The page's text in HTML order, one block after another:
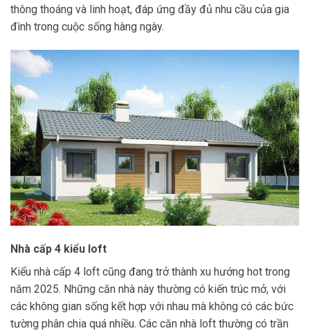
thông thoáng và linh hoạt, đáp ứng đầy đủ nhu cầu của gia
đình trong cuộc sống hàng ngày.
Nhà cấp 4 kiểu loft
Kiểu nhà cấp 4 loft cũng đang trở thành xu hướng hot trong
năm 2025. Những căn nhà này thường có kiến trúc mở, với
các không gian sống kết hợp với nhau mà không có các bức
tường phân chia quá nhiều. Các căn nhà loft thường có trần